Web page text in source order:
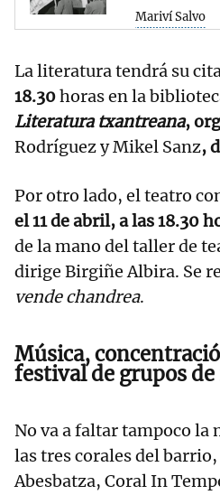
Mariví Salvo
La literatura tendrá su
18.30horas en la
Literatura txantreana,
Rodríguez y Mikel Sanz,
Por otro lado, el teatro
el 11 de abril, a las 18.30
de la mano del taller de
dirige Birgiñe Albira. Se
vende chandrea.
Música,
festival de grupos de
No va a faltar tampoco la
las tres corales del
Abesbatza, Coral In